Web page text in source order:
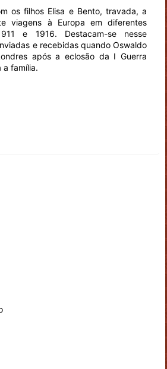
os filhos Elisa e Bento, travada, a
viagens à Europa em diferentes
e 1916. Destacam-se nesse
e recebidas quando Oswaldo
após a eclosão da I Guerra
a família.